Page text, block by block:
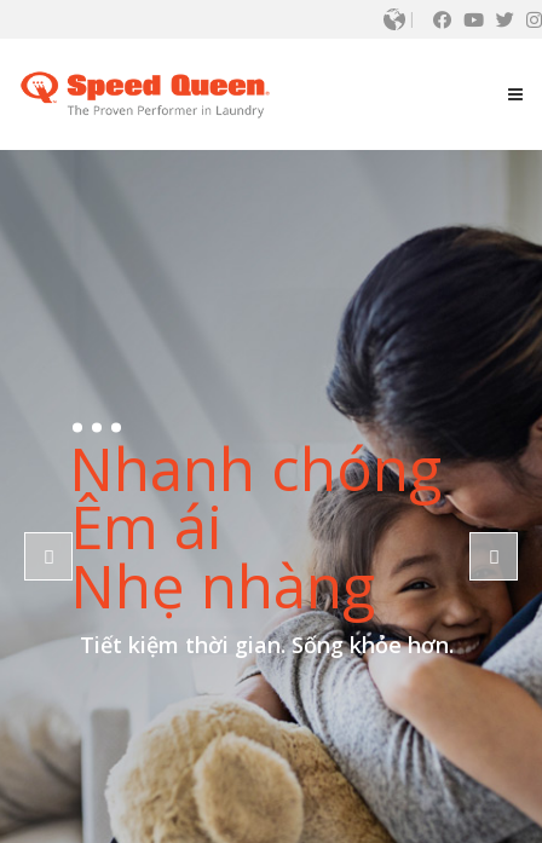
Nhanh chóng
Êm ái
...
Tiết kiệm thời gian. Sống khỏe hơn.
Nhẹ nhàng